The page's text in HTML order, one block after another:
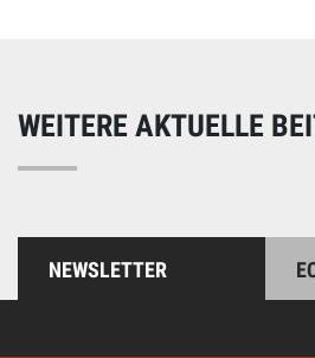
WEITERE AKTUELLE
NEWSLETTER